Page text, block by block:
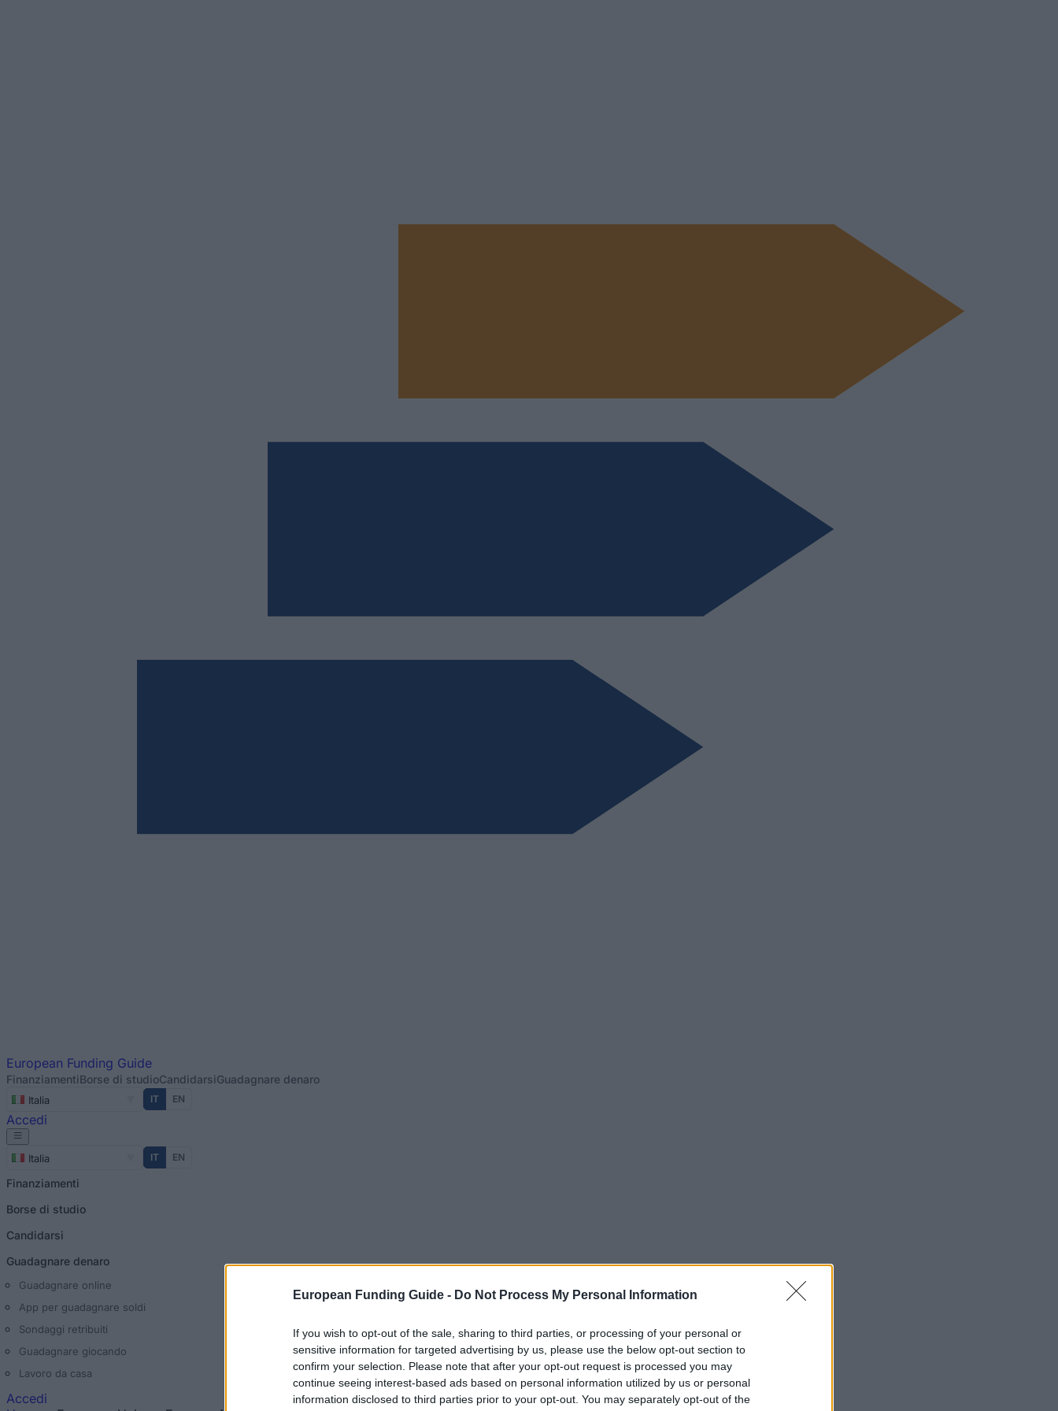
European Funding Guide - Do Not Process My Personal Information
If you wish to opt-out of the sale, sharing to third parties, or processing of your personal or
sensitive information for targeted advertising by us, please use the below opt-out section to
confirm your selection. Please note that after your opt-out request is processed you may
continue seeing interest-based ads based on personal information utilized by us or personal
information disclosed to third parties prior to your opt-out. You may separately opt-out of the
European Funding Guide
FinanziamentiBorse di studioCandidarsiGuadagnare denaro
Italia IT EN
Accedi
Italia IT EN
Finanziamenti
Borse di studio
Candidarsi
Guadagnare denaro
Guadagnare online
App per guadagnare soldi
Sondaggi retribuiti
Guadagnare giocando
Lavoro da casa
Accedi